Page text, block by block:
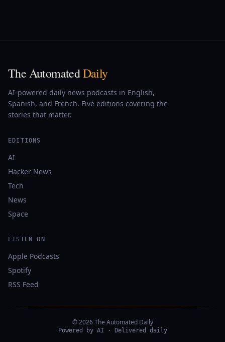
The AutomatedDaily
AI-powered daily news podcasts in English,
Spanish, and French. Five editions covering the
stories that matter.
EDITIONS
AI
Hacker News
Tech
News
Space
LISTEN ON
Apple Podcasts
Spotify
RSS Feed
© 2026 The Automated Daily
Powered by AI · Delivered daily